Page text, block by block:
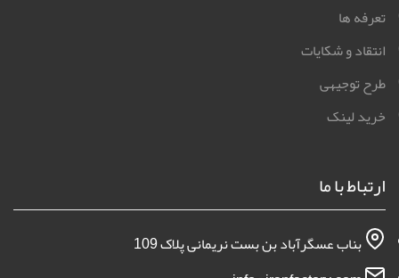
درباره ما
سوالات متداول ایران کارخانه
تعرفه ها
طرح توجیهی
خرید لینک